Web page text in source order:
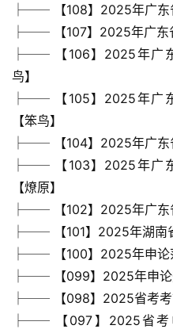
├── 【108】2025年广东
├── 【107】2025年广东
├── 【106】2025年广
鸟】
├── 【105】2025年广
【笨鸟】
├── 【104】2025年广东
├── 【103】2025年广
【燎原】
├── 【102】2025年广东
├── 【101】2025年湖南
├── 【100】2025年申论
├── 【099】2025年申论
├── 【098】2025省考考
├── 【097】2025省考